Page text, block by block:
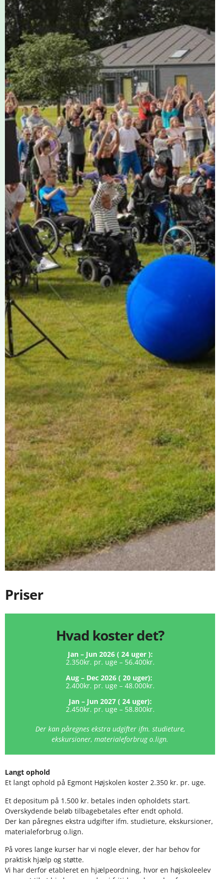
Priser
Hvad koster det?
Jan – Jun 2026 ( 24 uger ):
2.350kr. pr. uge – 56.400kr.
Aug – Dec 2026 ( 20 uger):
2.400kr. pr. uge – 48.000kr.
Jan – Jun 2027 ( 24 uger):
2.450kr. pr. uge – 58.800kr.
Der kan påregnes ekstra udgifter ifm. studieture,
ekskursioner, materialeforbrug o.lign.
Langt ophold
Et langt ophold på Egmont Højskolen koster 2.350 kr. pr. uge.
Et depositum på 1.500 kr. betales inden opholdets start.
Overskydende beløb tilbagebetales efter endt ophold.
Der kan påregnes ekstra udgifter ifm. studieture, ekskursioner,
materialeforbrug o.lign.
På vores lange kurser har vi nogle elever, der har behov for
praktisk hjælp og støtte.
Vi har derfor etableret en hjælpeordning, hvor en højskoleelev